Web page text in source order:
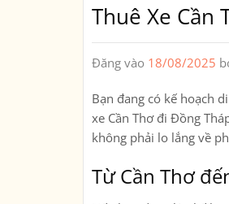
Thuê Xe Cần
Đăng vào 18/08/2025
Bạn đang có kế hoạch
xe Cần Thơ đi Đồng
không phải lo lắng về
Từ Cần Thơ